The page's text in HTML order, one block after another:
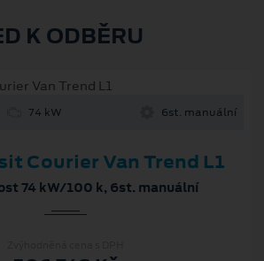
K ODBĚRU
74 kW 6st. manuální
Courier Van Trend L1
74 kW/100 k, 6st. manuální